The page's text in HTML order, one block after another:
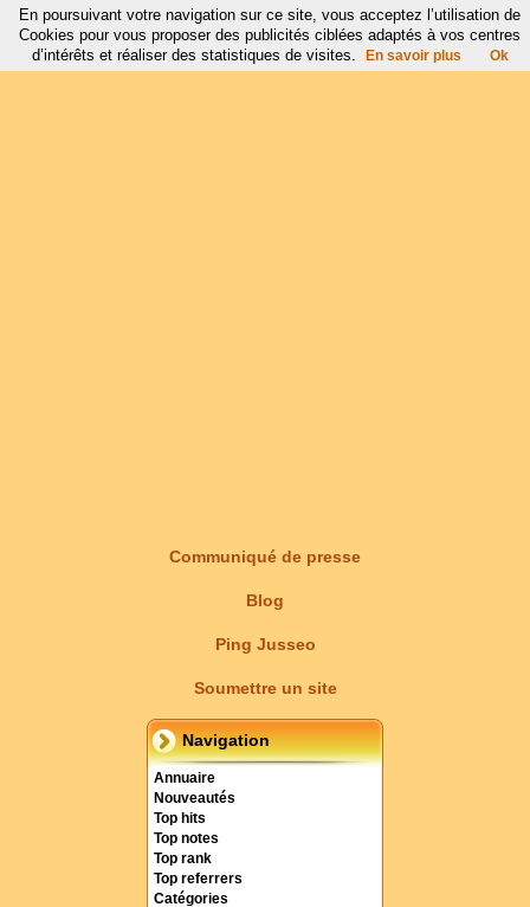
Communiqué de presse
Blog
Ping Jusseo
Soumettre un site
Navigation
Annuaire
Nouveautés
Top hits
Top notes
Top rank
Top referrers
Catégories
En poursuivant votre navigation sur ce site, vous acceptez l’utilisation de
Cookies pour vous proposer des publicités ciblées adaptés à vos centres
d’intérêts et réaliser des statistiques de visites.
En savoir plus Ok